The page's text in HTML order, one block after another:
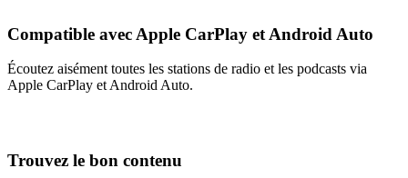
Compatible avec Apple CarPlay et Android Auto
Écoutez aisément toutes les stations de radio et les podcasts via
Apple CarPlay et Android Auto.
Trouvez le bon contenu